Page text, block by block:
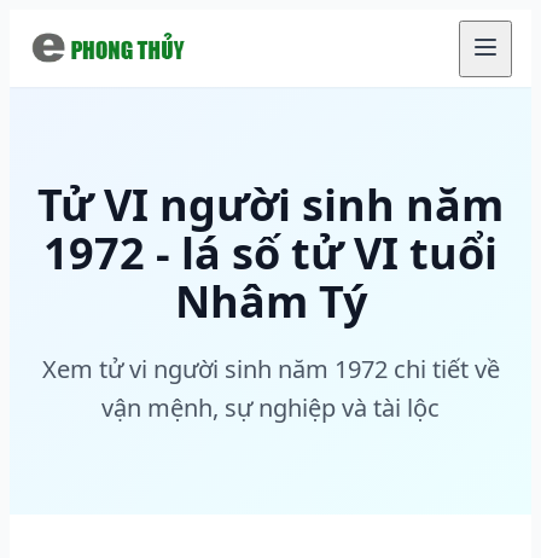
Tử VI người sinh năm
1972 - lá số tử VI tuổi
Nhâm Tý
Xem tử vi người sinh năm 1972 chi tiết về
vận mệnh, sự nghiệp và tài lộc